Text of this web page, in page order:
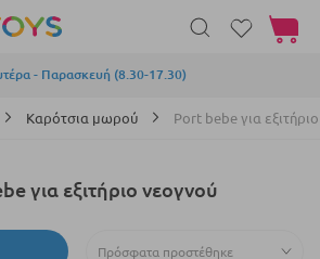
- Παρασκευή (8.30-17.30)
Το
Καρότσια μωρού Port bebe για
για εξιτήριο νεογνού